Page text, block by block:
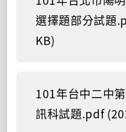
選擇題部分試題
KB)
101年台中二中
訊科試題.pdf